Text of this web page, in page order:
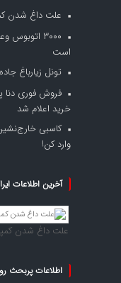
علت داغ شدن
۳۰۰۰
است
تونل زیارباغ
فروش فوری دنا
خرید اعلام شد
وارد کن!
آخرین اطلاعات
علت داغ شدن
اطلاعات پربحث